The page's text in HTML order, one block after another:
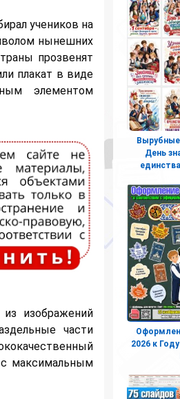
учеников на
нынешних
прозвенят
плакат в виде
элементом
изображений
части
с максимальным
День
2026 к